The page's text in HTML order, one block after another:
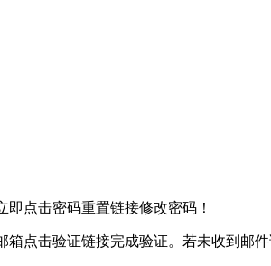
点击密码重置链接修改密码！
点击验证链接完成验证。若未收到邮件